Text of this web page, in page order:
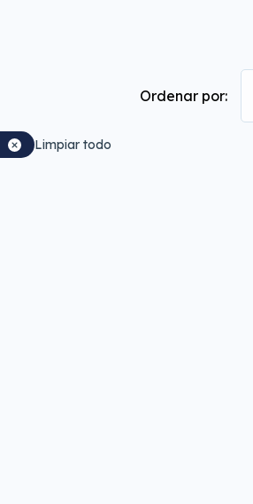
Ordenar por:
Limpiar todo